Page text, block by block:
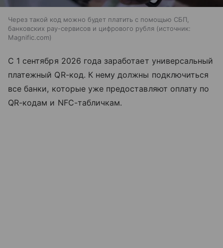
Через такой код можно будет платить с помощью СБП,
банковских pay-сервисов и цифрового рубля
источник:
Magnific.com
С 1 сентября 2026 года заработает универсальный
платежный QR-код. К нему должны подключиться
все банки, которые уже предоставляют оплату по
QR-кодам и NFC-табличкам.